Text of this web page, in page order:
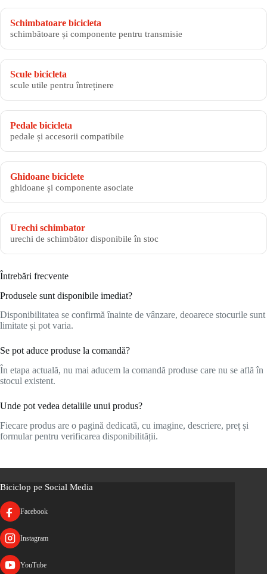
Schimbatoare bicicleta
schimbătoare și componente pentru transmisie
Scule bicicleta
scule utile pentru întreținere
Pedale bicicleta
pedale și accesorii compatibile
Ghidoane biciclete
ghidoane și componente asociate
Urechi schimbator
urechi de schimbător disponibile în stoc
Întrebări frecvente
Produsele sunt disponibile imediat?
Disponibilitatea se confirmă înainte de vânzare, deoarece stocurile sunt
limitate și pot varia.
Se pot aduce produse la comandă?
În etapa actuală, nu mai aducem la comandă produse care nu se află în
stocul existent.
Unde pot vedea detaliile unui produs?
Fiecare produs are o pagină dedicată, cu imagine, descriere, preț și
formular pentru verificarea disponibilității.
Biciclop pe Social Media
Facebook
Instagram
YouTube